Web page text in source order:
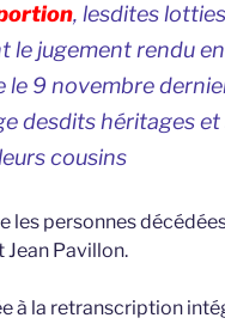
, lesdites
le jugement rendu
le 9 novembre
desdits héritages et
cousins
les personnes
Jean Pavillon.
à la retranscription